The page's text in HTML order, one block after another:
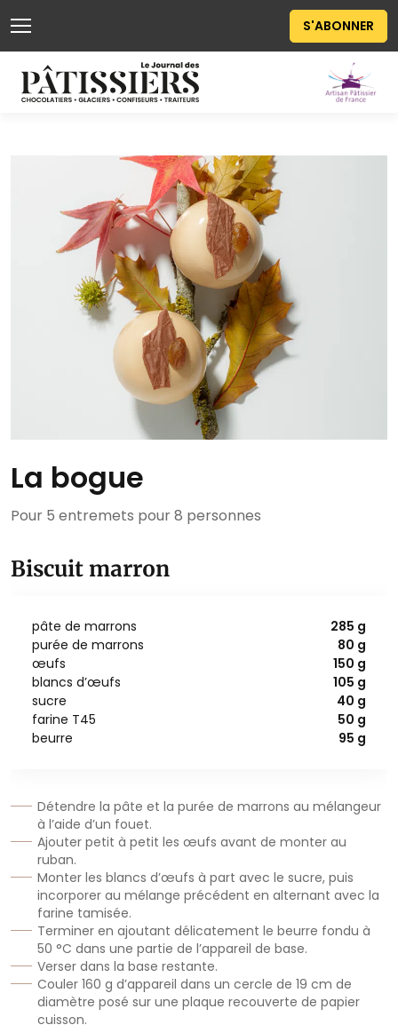
S'ABONNER
La bogue
Pour 5 entremets pour 8 personnes
Biscuit marron
pâte de marrons
285 g
purée de marrons
80 g
œufs
150 g
blancs d’œufs
105 g
sucre
40 g
farine T45
50 g
beurre
95 g
Détendre la pâte et la purée de marrons au mélangeur
à l’aide d’un fouet.
Ajouter petit à petit les œufs avant de monter au
ruban.
Monter les blancs d’œufs à part avec le sucre, puis
incorporer au mélange précédent en alternant avec la
farine tamisée.
Terminer en ajoutant délicatement le beurre fondu à
50 °C dans une partie de l’appareil de base.
Verser dans la base restante.
Couler 160 g d’appareil dans un cercle de 19 cm de
diamètre posé sur une plaque recouverte de papier
cuisson.